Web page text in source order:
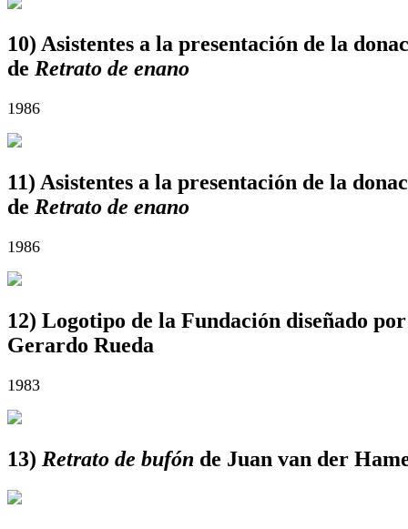
10) Asistentes a la presentación de la
de Retrato de enano
1986
11) Asistentes a la presentación de la
de Retrato de enano
1986
12) Logotipo de la Fundación diseñado por
Gerardo Rueda
1983
13) Retrato de bufón de Juan van der